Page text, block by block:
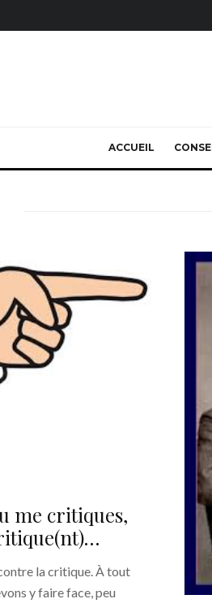
ACCUEIL
me critiques,
la critique. À tout
y faire face, peu